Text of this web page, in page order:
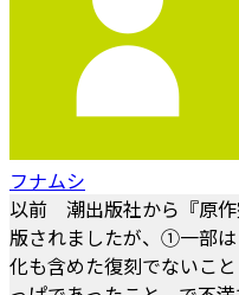
フナムシ
以前 潮出版社から『原作
版されましたが、①一部
化も含めた復刻でないこ